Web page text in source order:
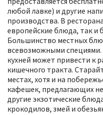
любой лавке) и другие
производства. В
европейские блюда, так и
Большинство местных
всевозможными
кухней может привести к
кишечного тракта.
местах, хотя и на
кафешек, предлагающих
другие экзотические
крокодилов, змей и